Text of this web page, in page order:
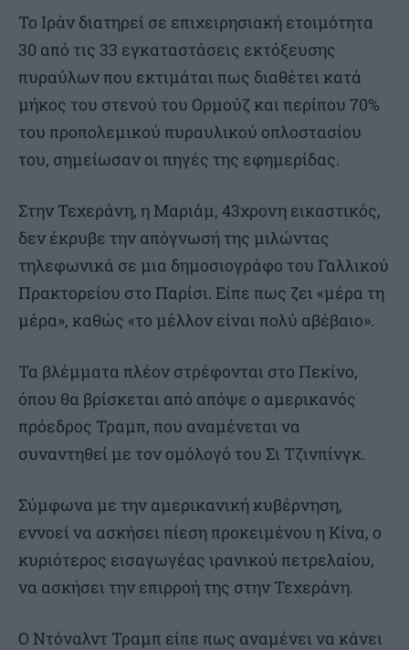
Το Ιράν διατηρεί σε επιχειρησιακή ετοιμότητα
30 από τις 33 εγκαταστάσεις εκτόξευσης
πυραύλων που εκτιμάται πως διαθέτει κατά
μήκος του στενού του Ορμούζ και περίπου 70%
του προπολεμικού πυραυλικού οπλοστασίου
του, σημείωσαν οι πηγές της εφημερίδας.
Στην Τεχεράνη, η Μαριάμ, 43χρονη εικαστικός,
δεν έκρυβε την απόγνωσή της μιλώντας
τηλεφωνικά σε μια δημοσιογράφο του Γαλλικού
Πρακτορείου στο Παρίσι. Είπε πως ζει «μέρα τη
μέρα», καθώς «το μέλλον είναι πολύ αβέβαιο».
Τα βλέμματα πλέον στρέφονται στο Πεκίνο,
όπου θα βρίσκεται από απόψε ο αμερικανός
πρόεδρος Τραμπ, που αναμένεται να
συναντηθεί με τον ομόλογό του Σι Τζινπίνγκ.
Σύμφωνα με την αμερικανική κυβέρνηση,
εννοεί να ασκήσει πίεση προκειμένου η Κίνα, ο
κυριότερος εισαγωγέας ιρανικού πετρελαίου,
να ασκήσει την επιρροή της στην Τεχεράνη.
Ο Ντόναλντ Τραμπ είπε πως αναμένει να κάνει